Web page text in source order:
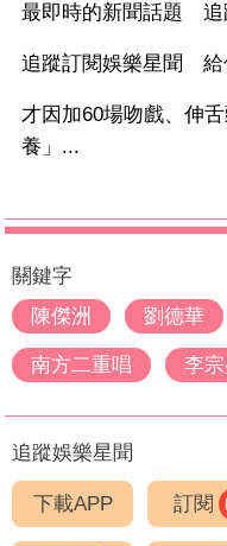
最即時的新聞話題 追
追蹤訂閱娛樂星聞 給
才因加60場吻戲、伸
養」...
關鍵字
陳傑洲
劉德華
南方二重唱 李
追蹤娛樂星聞
下載APP 訂閱